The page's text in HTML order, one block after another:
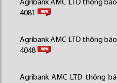
Agribank AMC LTD thông
4081
Agribank AMC LTD thông
4048
Agribank AMC LTD thông